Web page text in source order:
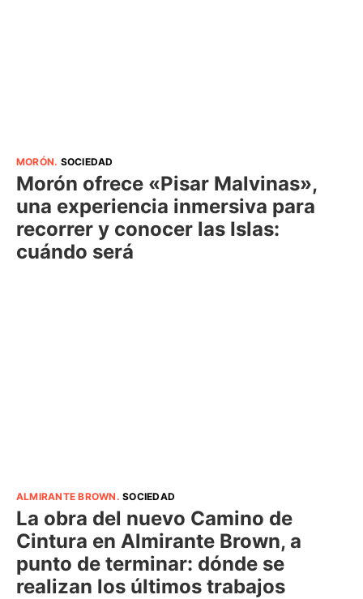
MORÓN. SOCIEDAD
Morón ofrece «Pisar Malvinas»,
una experiencia inmersiva para
recorrer y conocer las Islas:
cuándo será
ALMIRANTE BROWN .SOCIEDAD
La obra del nuevo Camino de
Cintura en Almirante Brown, a
punto de terminar: dónde se
realizan los últimos trabajos